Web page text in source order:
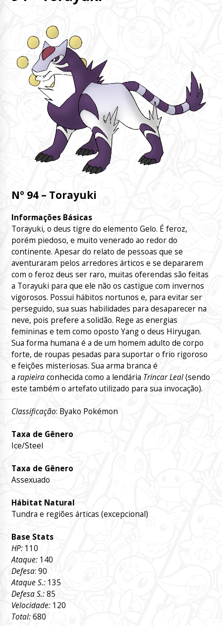
Nº 94 – Torayuki
Informações Básicas
Torayuki, o deus tigre do elemento Gelo. É feroz,
porém piedoso, e muito venerado ao redor do
continente. Apesar do relato de pessoas que se
aventuraram pelos arredores árticos e se depararem
com o feroz deus ser raro, muitas oferendas são feitas
a Torayuki para que ele não os castigue com invernos
vigorosos. Possui hábitos nortunos e, para evitar ser
perseguido, sua suas habilidades para desaparecer na
neve, pois prefere a solidão. Rege as energias
femininas e tem como oposto Yang o deus Hiryugan.
Sua forma humana é a de um homem adulto de corpo
forte, de roupas pesadas para suportar o frio rigoroso
e feições misteriosas. Sua arma branca é
a rapieiraconhecida como a lendária Trincar Leal(sendo
este também o artefato utilizado para sua invocação).
Classificação: Byako Pokémon
Taxa de Gênero
Ice/Steel
Taxa de Gênero
Assexuado
Hábitat Natural
Tundra e regiões árticas (excepcional)
Base Stats
HP:110
Ataque:140
Defesa: 90
Ataque S.:135
Defesa S.:85
Velocidade:120
Total:680